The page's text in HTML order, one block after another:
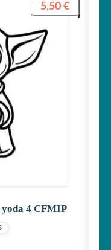
4 CFMIP
5,50 €